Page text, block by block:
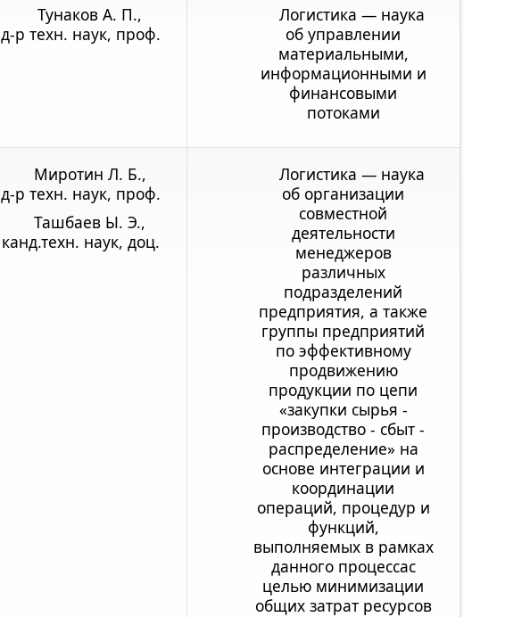
Тунаков А. П.,
д-р техн. наук, проф.
Логистика — наука
об управлении
материальными,
информационными и
финансовыми
потоками
Миротин Л. Б.,
д-р техн. наук, проф.
Ташбаев Ы. Э.,
канд.техн. наук, доц.
Логистика — наука
об организации
совместной
деятельности
менеджеров
различных
подразделений
предприятия, а также
группы предприятий
по эффективному
продвижению
продукции по цепи
«закупки сырья -
производство - сбыт -
распределение» на
основе интеграции и
координации
операций, процедур и
функций,
выполняемых в рамках
данного процессас
целью минимизации
общих затрат ресурсов